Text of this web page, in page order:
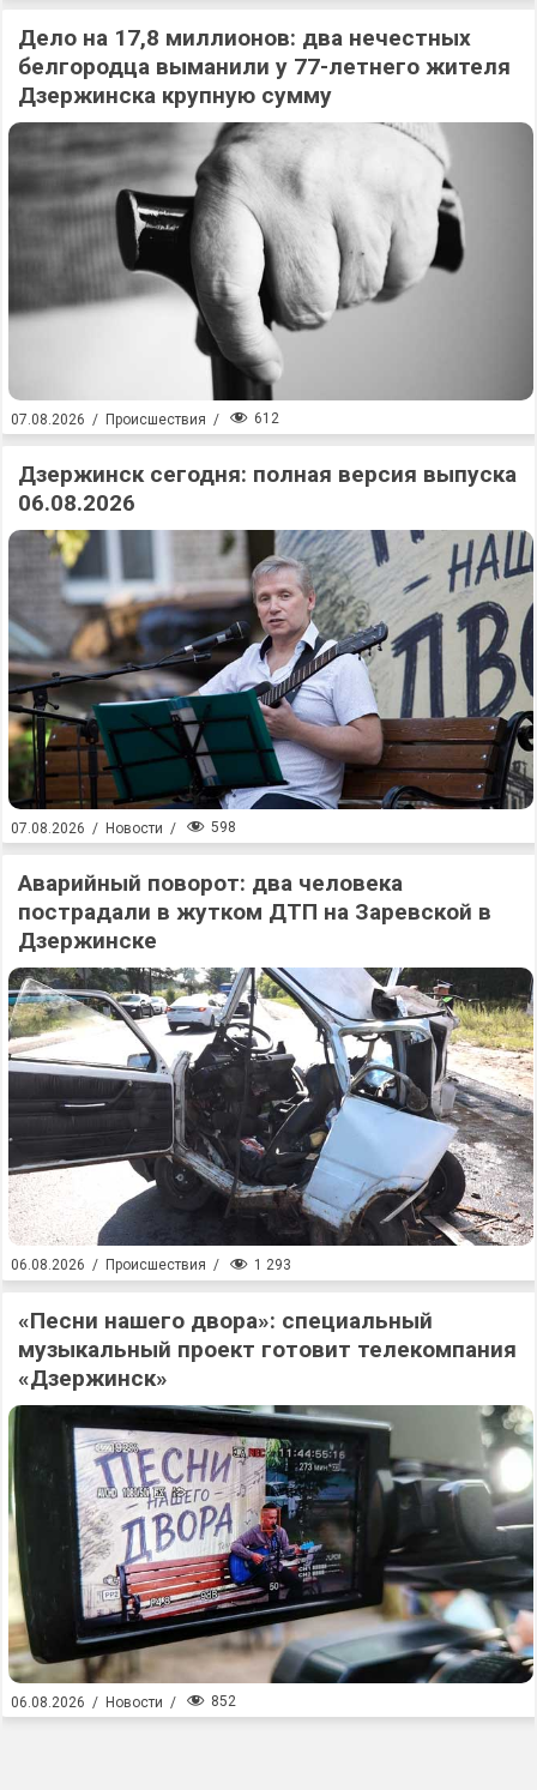
Дело на 17,8 миллионов: два нечестных
белгородца выманили у 77-летнего жителя
Дзержинска крупную сумму
07.08.2026 / Происшествия / 612
Дзержинск сегодня: полная версия выпуска
06.08.2026
07.08.2026 / Новости / 598
Аварийный поворот: два человека
пострадали в жутком ДТП на Заревской в
Дзержинске
06.08.2026 / Происшествия / 1 293
«Песни нашего двора»: специальный
музыкальный проект готовит телекомпания
«Дзержинск»
06.08.2026 / Новости / 852